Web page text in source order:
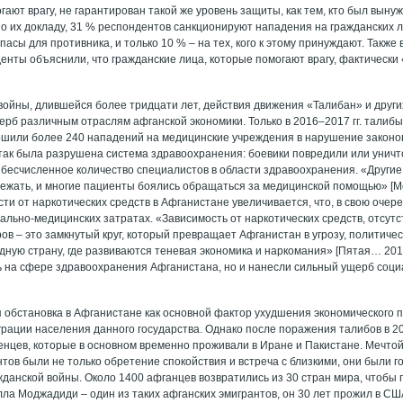
врагу, не гарантирован такой же уровень защиты, как тем, кто был
их докладу, 31 % респондентов санкционируют нападения на гражданских
для противника, и только 10 % – на тех, кого к этому принуждают. Также
объяснили, что гражданские лица, которые помогают врагу,
длившейся более тридцати лет, действия движения «Талибан» и
различным отраслям афганской экономики. Только в 2016–2017 гг.
более 240 нападений на медицинские учреждения в нарушение
была разрушена система здравоохранения: боевики повредили или
количество специалистов в области здравоохранения.
и многие пациенты боялись обращаться за медицинской помощью»
от наркотических средств в Афганистане увеличивается, что, в свою
медицинских затратах. «Зависимость от наркотических средств,
– это замкнутый круг, который превращает Афганистан в угрозу,
страну, где развиваются теневая экономика и наркомания» [Пятая…
на сфере здравоохранения Афганистана, но и нанесли сильный ущерб
в Афганистане как основной фактор ухудшения
населения данного государства. Однако после поражения талибов в
которые в основном временно проживали в Иране и Пакистане.
были не только обретение спокойствия и встреча с близкими, они были
войны. Около 1400 афганцев возвратились из 30 стран мира, чтобы
Моджадиди – один из таких афганских эмигрантов, он 30 лет прожил в